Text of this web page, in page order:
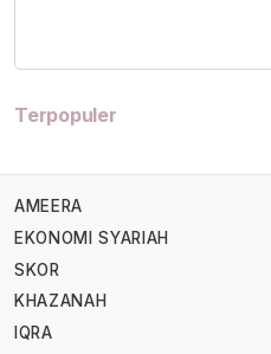
Terpopuler
AMEERA
EKONOMI SYARIAH
SKOR
KHAZANAH
IQRA